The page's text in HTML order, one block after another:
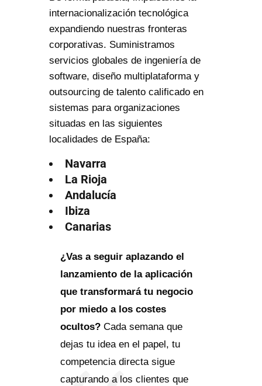
internacionalización tecnológica
expandiendo nuestras fronteras
corporativas. Suministramos
servicios globales de ingeniería de
software, diseño multiplataforma y
outsourcing de talento calificado en
sistemas para organizaciones
situadas en las siguientes
localidades de España:
Navarra
La Rioja
Andalucía
Ibiza
Canarias
¿Vas a seguir aplazando el
lanzamiento de la aplicación
que transformará tu negocio
por miedo a los costes
ocultos? Cada semana que
dejas tu idea en el papel, tu
competencia directa sigue
capturando a los clientes que